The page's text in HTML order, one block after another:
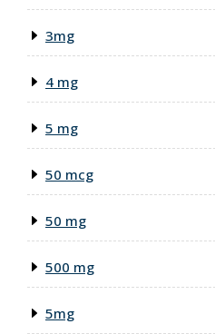
3mg
4 mg
5 mg
50 mcg
50 mg
500 mg
5mg